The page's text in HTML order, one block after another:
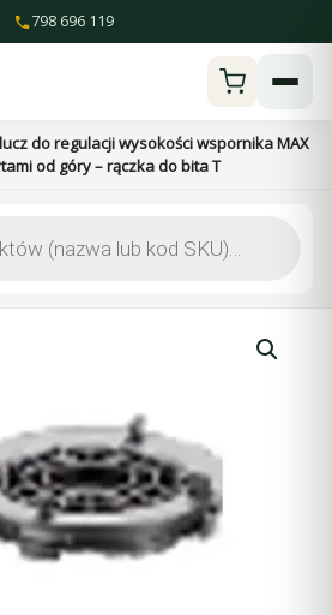
798 696 119
do regulacji wysokości wspornika MAX
od góry – rączka do bita T